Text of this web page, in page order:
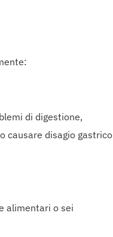
di digestione,
causare disagio gastrico
alimentari o sei